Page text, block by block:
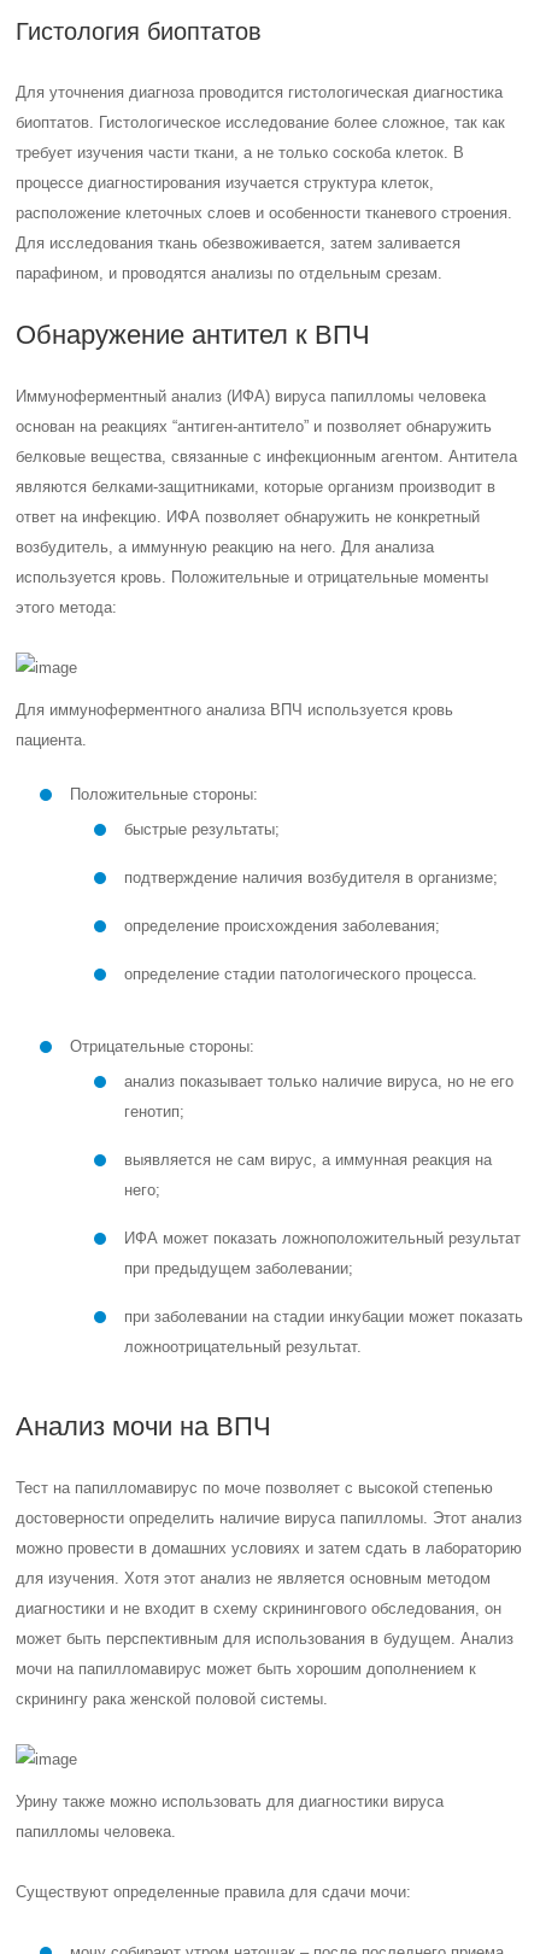
Гистология биоптатов
Для уточнения диагноза проводится гистологическая диагностика
биоптатов. Гистологическое исследование более сложное, так как
требует изучения части ткани, а не только соскоба клеток. В
процессе диагностирования изучается структура клеток,
расположение клеточных слоев и особенности тканевого строения.
Для исследования ткань обезвоживается, затем заливается
парафином, и проводятся анализы по отдельным срезам.
Обнаружение антител к ВПЧ
Иммуноферментный анализ (ИФА) вируса папилломы человека
основан на реакциях “антиген-антитело” и позволяет обнаружить
белковые вещества, связанные с инфекционным агентом. Антитела
являются белками-защитниками, которые организм производит в
ответ на инфекцию. ИФА позволяет обнаружить не конкретный
возбудитель, а иммунную реакцию на него. Для анализа
используется кровь. Положительные и отрицательные моменты
этого метода:
Для иммуноферментного анализа ВПЧ используется кровь
пациента.
Положительные стороны:
быстрые результаты;
подтверждение наличия возбудителя в организме;
определение происхождения заболевания;
определение стадии патологического процесса.
Отрицательные стороны:
анализ показывает только наличие вируса, но не его
генотип;
выявляется не сам вирус, а иммунная реакция на
него;
ИФА может показать ложноположительный результат
при предыдущем заболевании;
при заболевании на стадии инкубации может показать
ложноотрицательный результат.
Анализ мочи на ВПЧ
Тест на папилломавирус по моче позволяет с высокой степенью
достоверности определить наличие вируса папилломы. Этот анализ
можно провести в домашних условиях и затем сдать в лабораторию
для изучения. Хотя этот анализ не является основным методом
диагностики и не входит в схему скринингового обследования, он
может быть перспективным для использования в будущем. Анализ
мочи на папилломавирус может быть хорошим дополнением к
скринингу рака женской половой системы.
Урину также можно использовать для диагностики вируса
папилломы человека.
Существуют определенные правила для сдачи мочи: